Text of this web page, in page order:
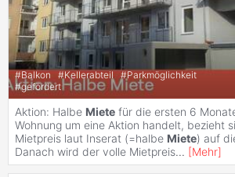
#Balkon #Kellerabteil #Parkmöglichkeit
#gefördert
Aktion: Halbe Miete für die ersten 6
Wohnung um eine Aktion handelt, bezieht
Mietpreis laut Inserat (=halbe Miete) auf
Danach wird der volle Mietpreis... [Mehr]